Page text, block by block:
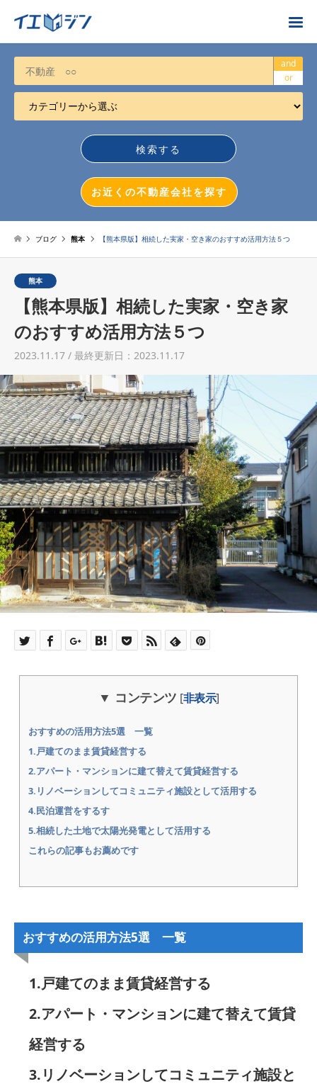
お近くの不動産会社を探す
カテゴリーから選ぶ
不動産売却
不動産投資
マンション売却
土地売却
税金について
イエジンくんの紹介
運営会社
運営会社
利用規約について
掲載受付窓口はこちら
and
or
お近くの不動産会社を探す
ブログ 熊本 【熊本県版】相続した実家・空き家のおすすめ活用方法５つ
熊本
【熊本県版】相続した実家・空き家
のおすすめ活用方法５つ
2023.11.17 / 最終更新日：2023.11.17
コンテンツ [非表示]
おすすめの活用方法5選 一覧
1.戸建てのまま賃貸経営する
2.アパート・マンションに建て替えて賃貸経営する
3.リノベーションしてコミュニティ施設として活用する
4.民泊運営をするす
5.相続した土地で太陽光発電として活用する
これらの記事もお薦めです
おすすめの活用方法5選 一覧
1.戸建てのまま賃貸経営する
2.アパート・マンションに建て替えて賃貸
経営する
3.リノベーションしてコミュニティ施設と